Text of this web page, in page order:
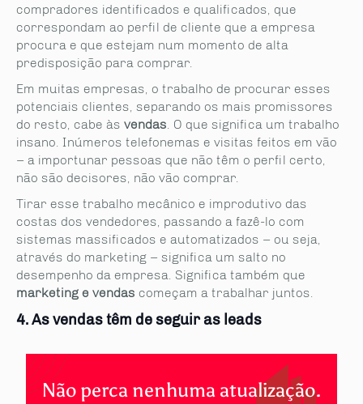
compradores identificados e qualificados, que
correspondam ao perfil de cliente que a empresa
procura e que estejam num momento de alta
predisposição para comprar.
Em muitas empresas, o trabalho de procurar esses
potenciais clientes, separando os mais promissores
do resto, cabe às vendas. O que significa um trabalho
insano. Inúmeros telefonemas e visitas feitos em vão
– a importunar pessoas que não têm o perfil certo,
não são decisores, não vão comprar.
Tirar esse trabalho mecânico e improdutivo das
costas dos vendedores, passando a fazê-lo com
sistemas massificados e automatizados – ou seja,
através do marketing – significa um salto no
desempenho da empresa. Significa também que
marketing e vendas começam a trabalhar juntos.
4. As vendas têm de seguir as leads
Não perca nenhuma atualização.